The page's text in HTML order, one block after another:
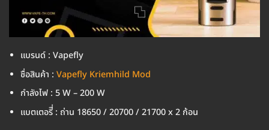
แบรนด์ : Vapefly
ชื่อสินค้า : Vapefly Kriemhild Mod
กำลังไฟ : 5 W – 200 W
แบตเตอรีี่ : ถ่าน 18650 / 20700 / 21700 x 2 ก้อน